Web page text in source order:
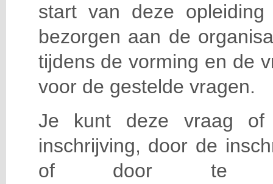
start van deze
bezorgen aan de
tijdens de vorming en de
voor de gestelde vragen.
Je kunt deze vraag of
inschrijving, door de
of door te e-